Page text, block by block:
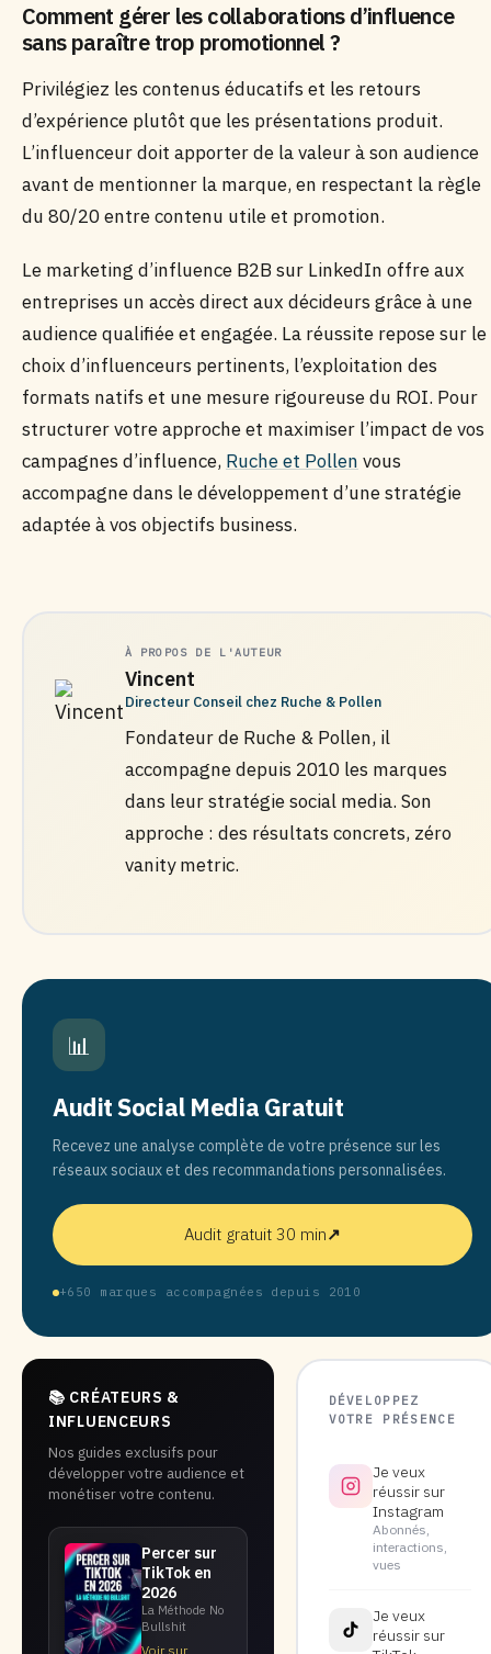
Comment gérer les collaborations d’influence
sans paraître trop promotionnel ?
Privilégiez les contenus éducatifs et les retours
d’expérience plutôt que les présentations produit.
L’influenceur doit apporter de la valeur à son audience
avant de mentionner la marque, en respectant la règle
du 80/20 entre contenu utile et promotion.
Le marketing d’influence B2B sur LinkedIn offre aux
entreprises un accès direct aux décideurs grâce à une
audience qualifiée et engagée. La réussite repose sur le
choix d’influenceurs pertinents, l’exploitation des
formats natifs et une mesure rigoureuse du ROI. Pour
structurer votre approche et maximiser l’impact de vos
campagnes d’influence, Ruche et Pollen vous
accompagne dans le développement d’une stratégie
adaptée à vos objectifs business.
À PROPOS DE L'AUTEUR
Vincent
Directeur Conseil chez Ruche & Pollen
Fondateur de Ruche & Pollen, il
accompagne depuis 2010 les marques
dans leur stratégie social media. Son
approche : des résultats concrets, zéro
vanity metric.
📊
Audit Social Media Gratuit
Recevez une analyse complète de votre présence sur les
réseaux sociaux et des recommandations personnalisées.
Audit gratuit 30 min↗
+650 marques accompagnées depuis 2010
📚 CRÉATEURS &
INFLUENCEURS
Nos guides exclusifs pour
développer votre audience et
monétiser votre contenu.
Percer sur
TikTok en
2026
La Méthode No
Bullshit
Voir sur
DÉVELOPPEZ
VOTRE PRÉSENCE
Je veux
réussir sur
Instagram
Abonnés,
interactions,
vues
Je veux
réussir sur